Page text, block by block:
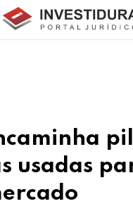
usadas